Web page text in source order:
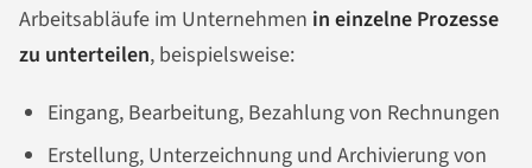
Arbeitsabläufe im Unternehmen in einzelne Prozesse
zu unterteilen, beispielsweise:
Eingang, Bearbeitung, Bezahlung von Rechnungen
Erstellung, Unterzeichnung und Archivierung von